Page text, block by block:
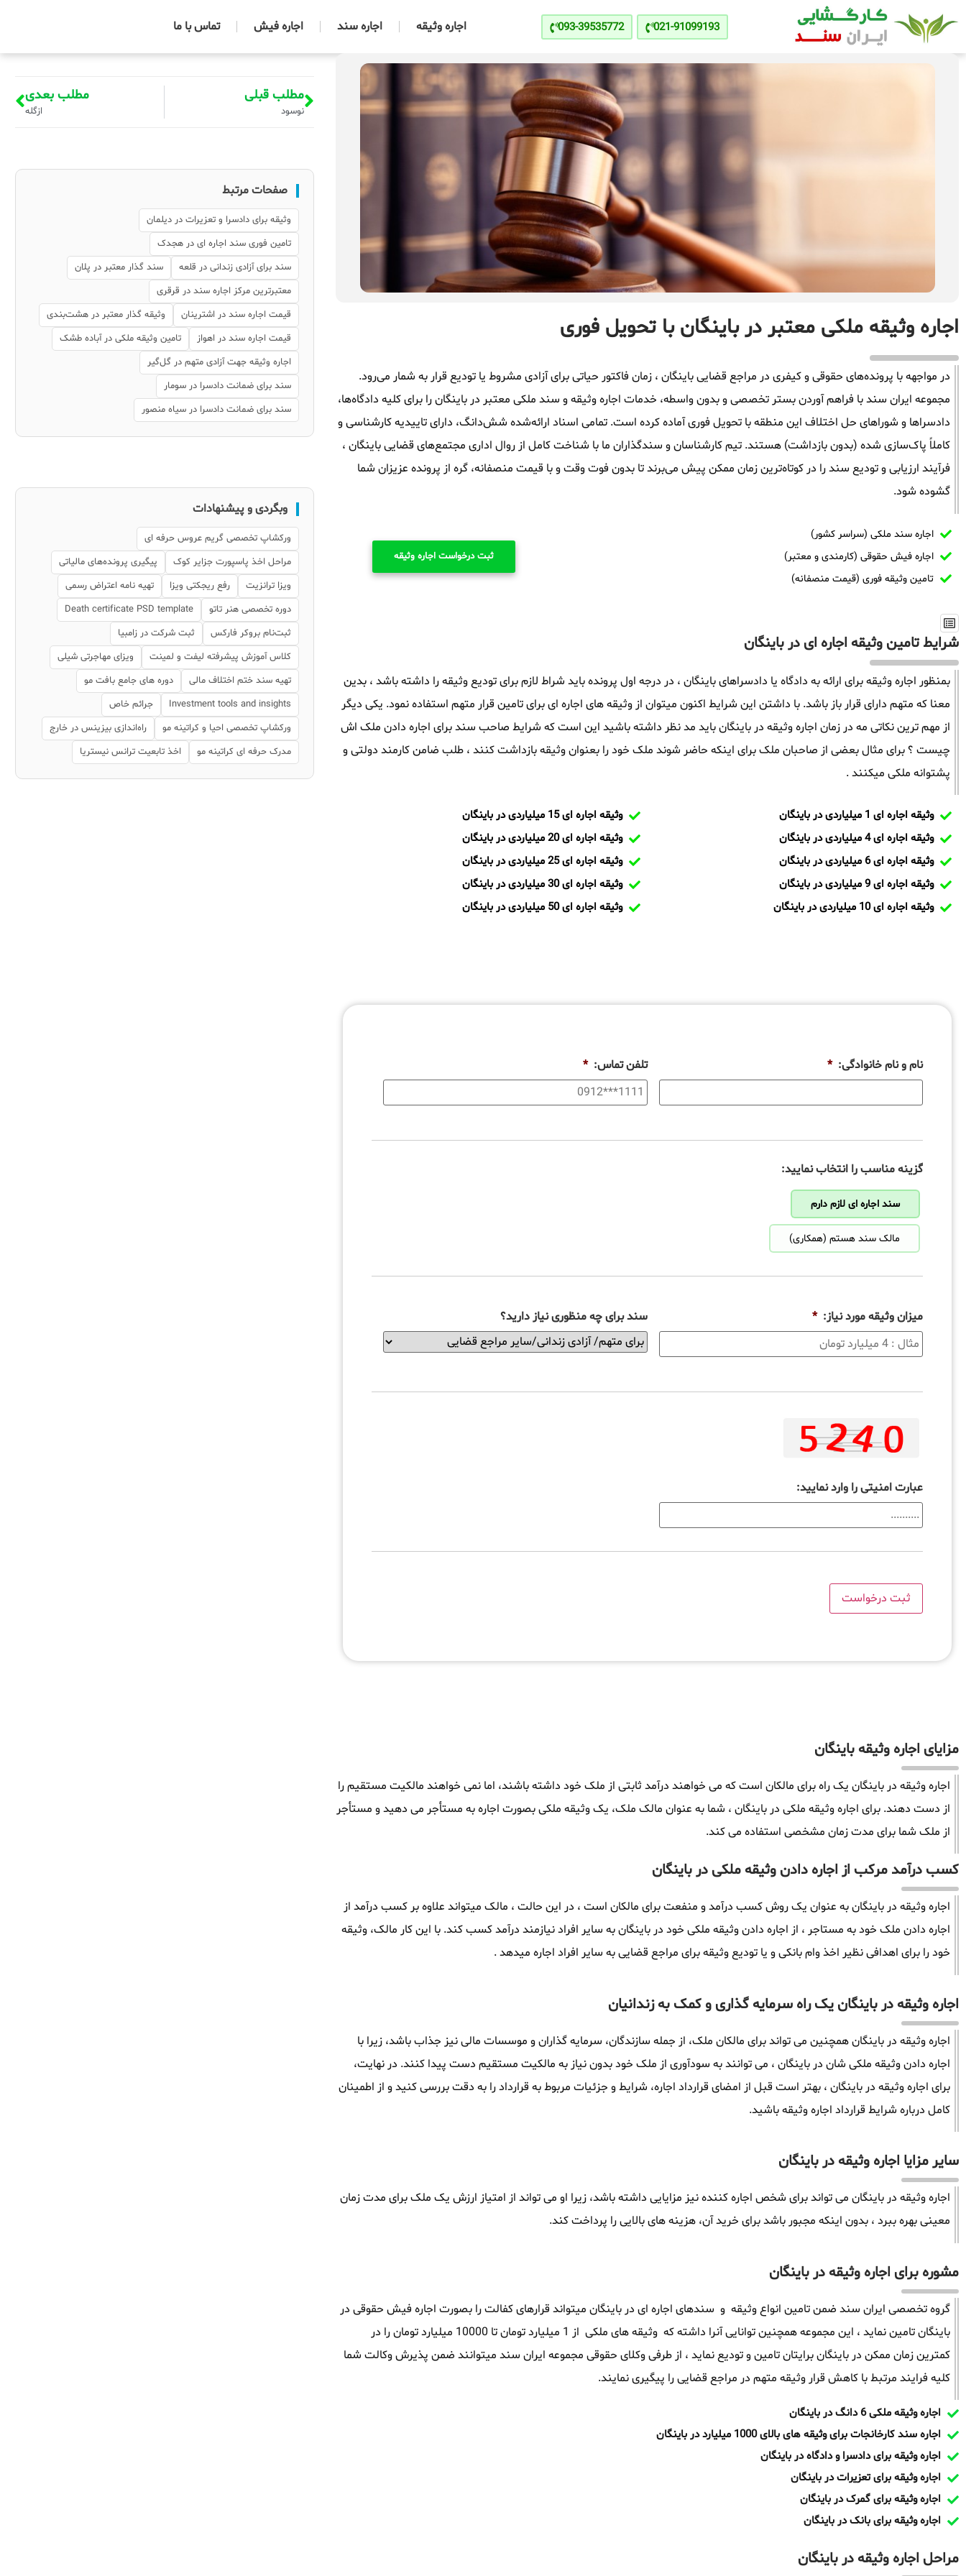
021-91099193
093-39535772 اجاره وثیقه اجاره سند اجاره فیش تماس با ما
اجاره وثیقه ملکی معتبر در باینگان با تحویل فوری
در مواجهه با پرونده‌های حقوقی و کیفری در مراجع قضایی باینگان ، زمان فاکتور حیاتی برای آزادی مشروط یا تودیع قرار به شمار می‌رود.
مجموعه ایران سند با فراهم آوردن بستر تخصصی و بدون واسطه، خدمات اجاره وثیقه و سند ملکی معتبر در باینگان را برای کلیه دادگاه‌ها،
دادسراها و شوراهای حل اختلاف این منطقه با تحویل فوری آماده کرده است. تمامی اسناد ارائه‌شده شش‌دانگ، دارای تاییدیه کارشناسی و
کاملاً پاک‌سازی شده (بدون بازداشت) هستند. تیم کارشناسان و سندگذاران ما با شناخت کامل از روال اداری مجتمع‌های قضایی باینگان ،
فرآیند ارزیابی و تودیع سند را در کوتاه‌ترین زمان ممکن پیش می‌برند تا بدون فوت وقت و با قیمت منصفانه، گره از پرونده عزیزان شما
گشوده شود.
اجاره سند ملکی (سراسر کشور)
اجاره فیش حقوقی (کارمندی و معتبر)
تامین وثیقه فوری (قیمت منصفانه)
ثبت درخواست اجاره وثیقه
شرایط تامین وثیقه اجاره ای در باینگان
بمنظور اجاره وثیقه برای ارائه به دادگاه یا دادسراهای باینگان ، در درجه اول پرونده باید شراط لازم برای تودیع وثیقه را داشته باشد ، بدین
معنا که متهم دارای قرار باز باشد. با داشتن این شرایط اکنون میتوان از وثیقه های اجاره ای برای تامین قرار متهم استفاده نمود. یکی دیگر
از مهم ترین نکاتی مه در زمان اجاره وثیقه در باینگان باید مد نظر داشته باشید این است که شرایط صاحب سند برای اجاره دادن ملک اش
چیست ؟ برای مثال بعضی از صاحبان ملک برای اینکه حاضر شوند ملک خود را بعنوان وثیقه بازداشت کنند ، طلب ضامن کارمند دولتی و
پشتوانه ملکی میکنند .
وثیقه اجاره ای 1 میلیاردی در باینگان
وثیقه اجاره ای 4 میلیاردی در باینگان
وثیقه اجاره ای 6 میلیاردی در باینگان
وثیقه اجاره ای 9 میلیاردی در باینگان
وثیقه اجاره ای 10 میلیاردی در باینگان
وثیقه اجاره ای 15 میلیاردی در باینگان
وثیقه اجاره ای 20 میلیاردی در باینگان
وثیقه اجاره ای 25 میلیاردی در باینگان
وثیقه اجاره ای 30 میلیاردی در باینگان
وثیقه اجاره ای 50 میلیاردی در باینگان
نام و نام خانوادگی: * تلفن تماس: *
گزینه مناسب را انتخاب نمایید:
سند اجاره ای لازم دارم
مالک سند هستم (همکاری)
میزان وثیقه مورد نیاز: * سند برای چه منظوری نیاز دارید؟
عبارت امنیتی را وارد نمایید:
مزایای اجاره وثیقه باینگان
اجاره وثیقه در باینگان یک راه برای مالکان است که می خواهند درآمد ثابتی از ملک خود داشته باشند، اما نمی خواهند مالکیت مستقیم را
از دست دهند. برای اجاره وثیقه ملکی در باینگان ، شما به عنوان مالک ملک، یک وثیقه ملکی بصورت اجاره به مستأجر می دهید و مستأجر
از ملک شما برای مدت زمان مشخصی استفاده می کند.
کسب درآمد مرکب از اجاره دادن وثیقه ملکی در باینگان
اجاره وثیقه در باینگان به عنوان یک روش کسب درآمد و منفعت برای مالکان است ، در این حالت ، مالک میتواند علاوه بر کسب درآمد از
اجاره دادن ملک خود به مستاجر ، از اجاره دادن وثیقه ملکی خود در باینگان به سایر افراد نیازمند درآمد کسب کند. با این کار مالک، وثیقه
خود را برای اهدافی نظیر اخذ وام بانکی و یا تودیع وثیقه برای مراجع قضایی به سایر افراد اجاره میدهد .
اجاره وثیقه در باینگان یک راه سرمایه گذاری و کمک به زندانیان
اجاره وثیقه در باینگان همچنین می تواند برای مالکان ملک، از جمله سازندگان، سرمایه گذاران و موسسات مالی نیز جذاب باشد، زیرا با
اجاره دادن وثیقه ملکی شان در باینگان ، می توانند به سودآوری از ملک خود بدون نیاز به مالکیت مستقیم دست پیدا کنند. در نهایت،
برای اجاره وثیقه در باینگان ، بهتر است قبل از امضای قرارداد اجاره، شرایط و جزئیات مربوط به قرارداد را به دقت بررسی کنید و از اطمینان
کامل درباره شرایط قرارداد اجاره وثیقه باشید.
سایر مزایا اجاره وثیقه در باینگان
اجاره وثیقه در باینگان می تواند برای شخص اجاره کننده نیز مزایایی داشته باشد، زیرا او می تواند از امتیاز ارزش یک ملک برای مدت زمان
معینی بهره ببرد ، بدون اینکه مجبور باشد برای خرید آن، هزینه های بالایی را پرداخت کند.
مشوره برای اجاره وثیقه در باینگان
گروه تخصصی ایران سند ضمن تامین انواع وثیقه و سندهای اجاره ای در باینگان میتواند قرارهای کفالت را بصورت اجاره فیش حقوقی در
باینگان تامین نماید ، این مجموعه همچنین توانایی آنرا داشته که وثیقه های ملکی از 1 میلیارد تومان تا 10000 میلیارد تومان را در
کمترین زمان ممکن در باینگان برایتان تامین و تودیع نماید ، از طرفی وکلای حقوقی مجموعه ایران سند میتوانند ضمن پذیرش وکالت شما
کلیه فرایند مرتبط با کاهش قرار وثیقه متهم در مراجع قضایی را پیگیری نمایند.
اجاره وثیقه ملکی 6 دانگ در باینگان
اجاره سند کارخانجات برای وثیقه های بالای 1000 میلیارد در باینگان
اجاره وثیقه برای دادسرا و دادگاه در باینگان
اجاره وثیقه برای تعزیرات در باینگان
اجاره وثیقه برای گمرک در باینگان
اجاره وثیقه برای بانک در باینگان
مراحل اجاره وثیقه در باینگان
مطلب قبلی
نوسود
مطلب بعدی
ازگله
صفحات مرتبط
وثیقه برای دادسرا و تعزیرات در دیلمان
تامین فوری سند اجاره ای در هجدک
سند برای آزادی زندانی در قلعه
سند گذار معتبر در پلان
معتبرترین مرکز اجاره سند در قرقری
قیمت اجاره سند در اشترینان
وثیقه گذار معتبر در هشت‌بندی
قیمت اجاره سند در اهواز
تامین وثیقه ملکی در آباده طشک
اجاره وثیقه جهت آزادی متهم در گل‌گیر
سند برای ضمانت دادسرا در سومار
سند برای ضمانت دادسرا در سیاه منصور
وبگردی و پیشنهادات
ورکشاپ تخصصی گریم عروس حرفه ای
مراحل اخذ پاسپورت جزایر کوک
پیگیری پرونده‌های مالیاتی
ویزا ترانزیت
رفع ریجکتی ویزا
تهیه نامه اعتراض رسمی
دوره تخصصی هنر تاتو
Death certificate PSD template
ثبت‌نام بروکر فارکس
ثبت شرکت در زامبیا
کلاس آموزش پیشرفته لیفت و لمینت
ویزای مهاجرتی شیلی
تهیه سند ختم اختلاف مالی
دوره های جامع بافت مو
Investment tools and insights
جرائم خاص
ورکشاپ تخصصی احیا و کراتینه مو
راه‌اندازی بیزینس در خارج
مدرک حرفه ای کراتینه مو
اخذ تابعیت ترانس نیستریا